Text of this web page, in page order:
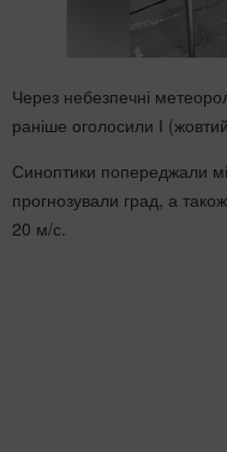
Через небезпечні
раніше оголосили І
Синоптики попереджали
прогнозували град, а
20 м/с.